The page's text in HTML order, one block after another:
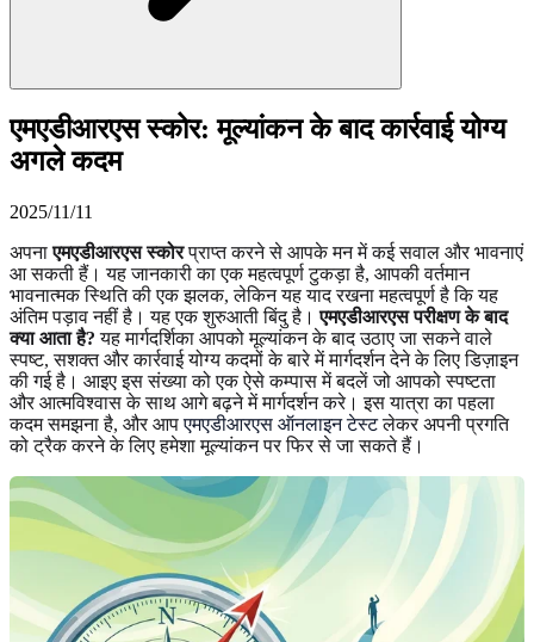
एमएडीआरएस स्कोर: मूल्यांकन के बाद कार्रवाई योग्य
अगले कदम
2025/11/11
अपनाएमएडीआरएस स्कोरप्राप्त करने से आपके मन में कई सवाल और भावनाएं
आ सकती हैं। यह जानकारी का एक महत्वपूर्ण टुकड़ा है, आपकी वर्तमान
भावनात्मक स्थिति की एक झलक, लेकिन यह याद रखना महत्वपूर्ण है कि यह
अंतिम पड़ाव नहीं है। यह एक शुरुआती बिंदु है।एमएडीआरएस परीक्षण के बाद
क्या आता है? यह मार्गदर्शिका आपको मूल्यांकन के बाद उठाए जा सकने वाले
स्पष्ट, सशक्त और कार्रवाई योग्य कदमों के बारे में मार्गदर्शन देने के लिए डिज़ाइन
की गई है। आइए इस संख्या को एक ऐसे कम्पास में बदलें जो आपको स्पष्टता
और आत्मविश्वास के साथ आगे बढ़ने में मार्गदर्शन करे। इस यात्रा का पहला
कदम समझना है, और आपएमएडीआरएस ऑनलाइन टेस्टलेकर अपनी प्रगति
को ट्रैक करने के लिए हमेशा मूल्यांकन पर फिर से जा सकते हैं।